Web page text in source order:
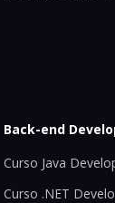
Back-end
Curso Java
Curso .NET